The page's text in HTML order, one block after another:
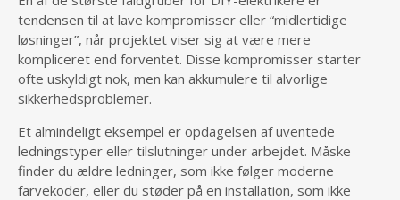
tendensen til at lave kompromisser eller “midlertidige
løsninger”, når projektet viser sig at være mere
kompliceret end forventet. Disse kompromisser starter
ofte uskyldigt nok, men kan akkumulere til alvorlige
sikkerhedsproblemer.
Et almindeligt eksempel er opdagelsen af uventede
ledningstyper eller tilslutninger under arbejdet. Måske
finder du ældre ledninger, som ikke følger moderne
farvekoder, eller du støder på en installation, som ikke